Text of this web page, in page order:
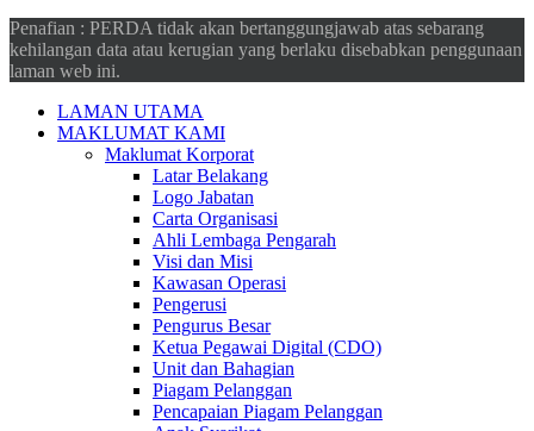
Penafian : PERDA tidak akan bertanggungjawab atas sebarang
kehilangan data atau kerugian yang berlaku disebabkan penggunaan
laman web ini.
LAMAN UTAMA
MAKLUMAT KAMI
Maklumat Korporat
Latar Belakang
Logo Jabatan
Carta Organisasi
Ahli Lembaga Pengarah
Visi dan Misi
Kawasan Operasi
Pengerusi
Pengurus Besar
Ketua Pegawai Digital (CDO)
Unit dan Bahagian
Piagam Pelanggan
Pencapaian Piagam Pelanggan